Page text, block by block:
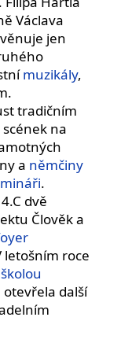
Václava
jen
muzikály,
tradičním
na
a němčiny
.
dvě
Člověk a
letošním roce
otevřela další